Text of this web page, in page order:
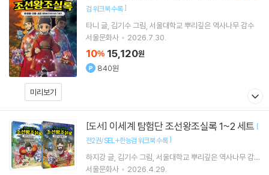
미리보기
검 워크북 수록]
타니 글 김기수그림 서울대학교 뿌리깊은 역사나무감수
서울문화사
2026.7.30.
10% 15,120원
840원
[도서] 이세계 탐험단 조선왕조실록 1~2 세트 [
전2권/SEL+한능검 워크북 수록]
하지강글 김기수그림 서울대학교 뿌리깊은 역사나무감
수
서울문화사 2026.4.29.